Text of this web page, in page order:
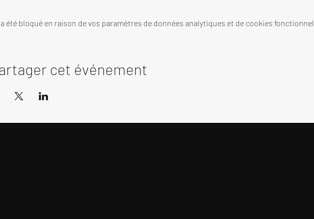
a été bloqué en raison de vos paramètres de données analytiques et de cookies
cet événement